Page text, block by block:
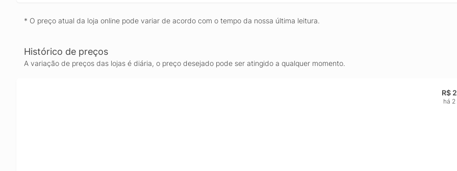
* O preço atual da loja online pode variar de acordo com o tempo da nossa última leitura.
Histórico de preços
A variação de preços das lojas é diária, o preço desejado pode ser atingido a qualquer momento.
R$
há 2